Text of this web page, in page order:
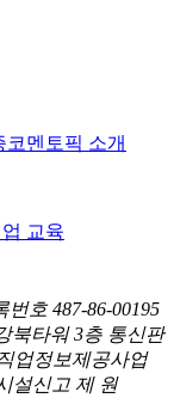
코멘토픽 소개
교육
호 487-86-00195
북타워 3층 통신판
업정보제공사업
설신고 제 원